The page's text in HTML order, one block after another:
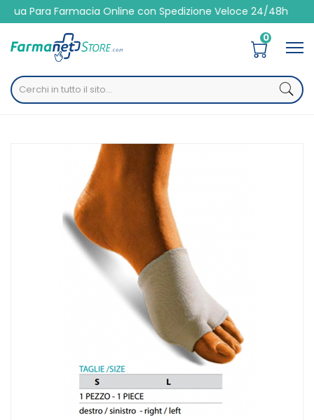
Farmacia Online con Spedizione Veloce 24/48h
0
Safte Orione Ok Ped G202 Fascia Metatarsale Gel
Polimero Sinistra L 1 Pezzo